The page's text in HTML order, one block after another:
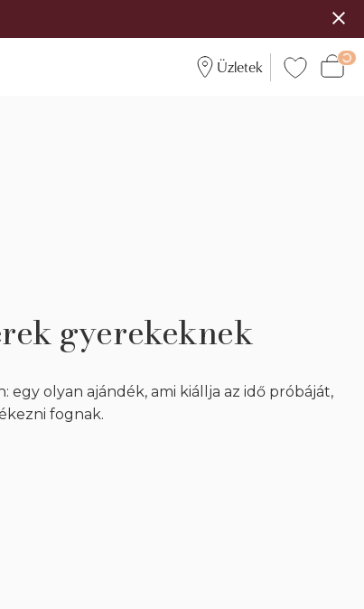
Üzletek
gyerekeknek
egy olyan ajándék, ami kiállja az idő próbáját,
fognak.